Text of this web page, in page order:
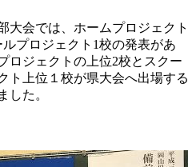
大会では、ホームプロジェクト
プロジェクト1校の発表があ
ロジェクトの上位2校とスクー
ト上位１校が県大会へ出場する
した。